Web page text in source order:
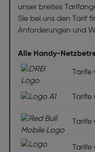
unser breites
Sie bei uns den Tarif
Anforderungen und
Alle Handy-
Tarife